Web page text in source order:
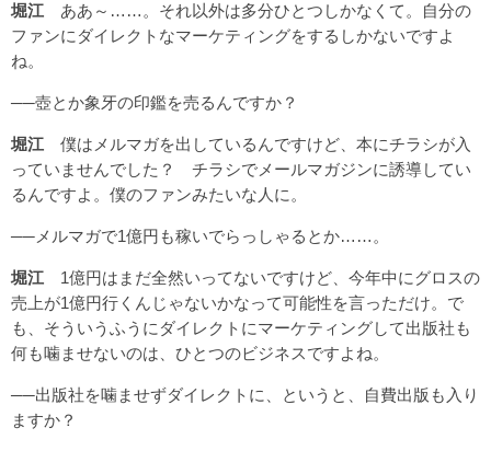
堀江 ああ～……。それ以外は多分ひとつしかなくて。自分の
ファンにダイレクトなマーケティングをするしかないですよ
ね。
──壺とか象牙の印鑑を売るんですか？
堀江 僕はメルマガを出しているんですけど、本にチラシが入
っていませんでした？ チラシでメールマガジンに誘導してい
るんですよ。僕のファンみたいな人に。
──メルマガで1億円も稼いでらっしゃるとか……。
堀江 1億円はまだ全然いってないですけど、今年中にグロスの
売上が1億円行くんじゃないかなって可能性を言っただけ。で
も、そういうふうにダイレクトにマーケティングして出版社も
何も噛ませないのは、ひとつのビジネスですよね。
──出版社を噛ませずダイレクトに、というと、自費出版も入り
ますか？